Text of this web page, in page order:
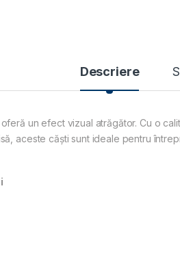
Descriere
un efect vizual atrăgător. Cu o
aceste căști sunt ideale pentru